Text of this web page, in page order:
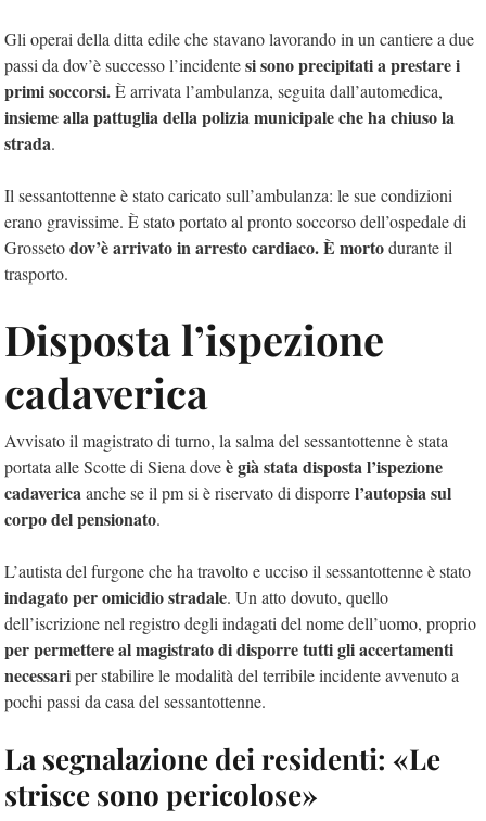
Gli operai della ditta edile che stavano lavorando in un cantiere a due
passi da dov’è successo l’incidentesi sono precipitati a prestare i
primi soccorsi.È arrivata l’ambulanza, seguita dall’automedica,
insieme alla pattuglia della polizia municipale che ha chiuso la
strada.
Il sessantottenne è stato caricato sull’ambulanza: le sue condizioni
erano gravissime. È stato portato al pronto soccorso dell’ospedale di
Grossetodov’è arrivato in arresto cardiaco. È mortodurante il
trasporto.
Disposta l’ispezione
cadaverica
Avvisato il magistrato di turno, la salma del sessantottenne è stata
portata alle Scotte di Siena doveè già stata disposta l’ispezione
cadavericaanche se il pm si è riservato di disporrel’autopsia sul
corpo del pensionato.
L’autista del furgone che ha travolto e ucciso il sessantottenne è stato
indagato per omicidio stradale. Un atto dovuto, quello
dell’iscrizione nel registro degli indagati del nome dell’uomo, proprio
per permettere al magistrato di disporre tutti gli accertamenti
necessariper stabilire le modalità del terribile incidente avvenuto a
pochi passi da casa del sessantottenne.
La segnalazione dei residenti: «Le
strisce sono pericolose»